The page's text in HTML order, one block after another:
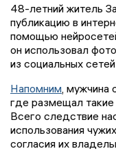
48-летний житель
публикацию в
помощью
он использовал
из социальных
Напомним ,
где размещал
Всего следствие
использования
согласия их